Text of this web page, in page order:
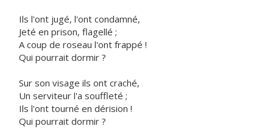
Ils l'ont jugé, l'ont condamné,
Jeté en prison, flagellé ;
A coup de roseau l'ont frappé !
Qui pourrait dormir ?
Sur son visage ils ont craché,
Un serviteur l'a souffleté ;
Ils l'ont tourné en dérision !
Qui pourrait dormir ?